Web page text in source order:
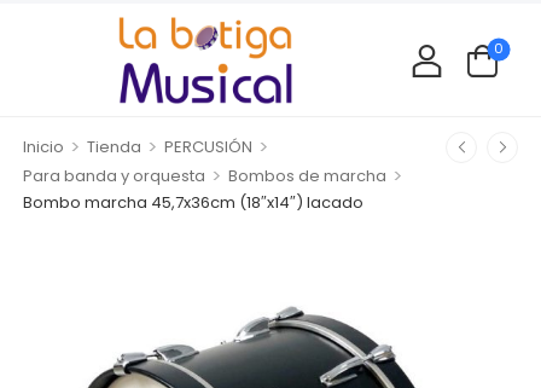
0
Inicio > Tienda > PERCUSIÓN >
Para banda y orquesta > Bombos de marcha >
Bombo marcha 45,7x36cm (18″x14″) lacado